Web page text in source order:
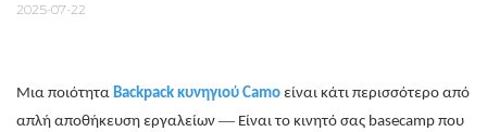
2025-07-22
Μια ποιότητα Backpack κυνηγιού Camo είναι κάτι περισσότερο από
απλή αποθήκευση εργαλείων — Είναι το κινητό σας basecamp που